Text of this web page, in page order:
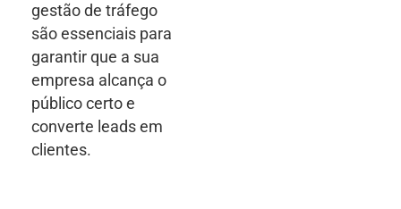
gestão de tráfego
são essenciais para
garantir que a sua
empresa alcança o
público certo e
converte leads em
clientes.